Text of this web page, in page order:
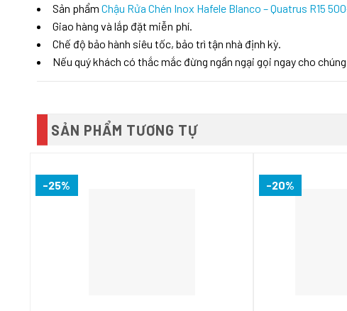
Sản phẩm Chậu Rửa Chén Inox Hafele Blanco – Quatrus R15
Giao hàng và lắp đặt miễn phí.
Chế độ bảo hành siêu tốc, bảo trì tận nhà định kỳ.
Nếu quý khách có thắc mắc đừng ngần ngại gọi ngay cho
SẢN PHẨM TƯƠNG TỰ
-25% -20%